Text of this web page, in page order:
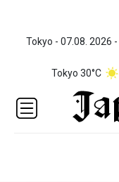
Tokyo - 07.08. 2026
Tokyo 30°C